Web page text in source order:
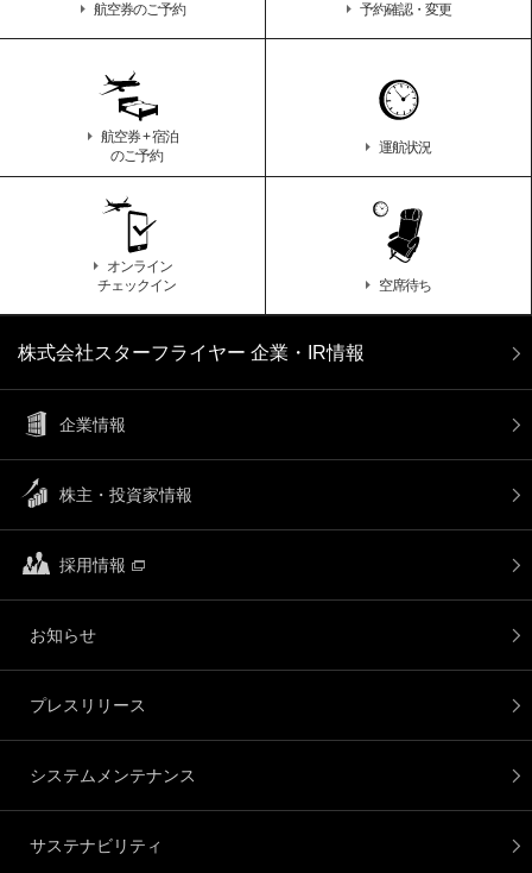
航空券のご予約 予約確認・変更
航空券 + 宿泊
のご予約
運航状況
オンライン
チェックイン
空席待ち
株式会社スターフライヤー 企業・IR情報
企業情報
株主・投資家情報
採用情報
お知らせ
プレスリリース
システムメンテナンス
サステナビリティ